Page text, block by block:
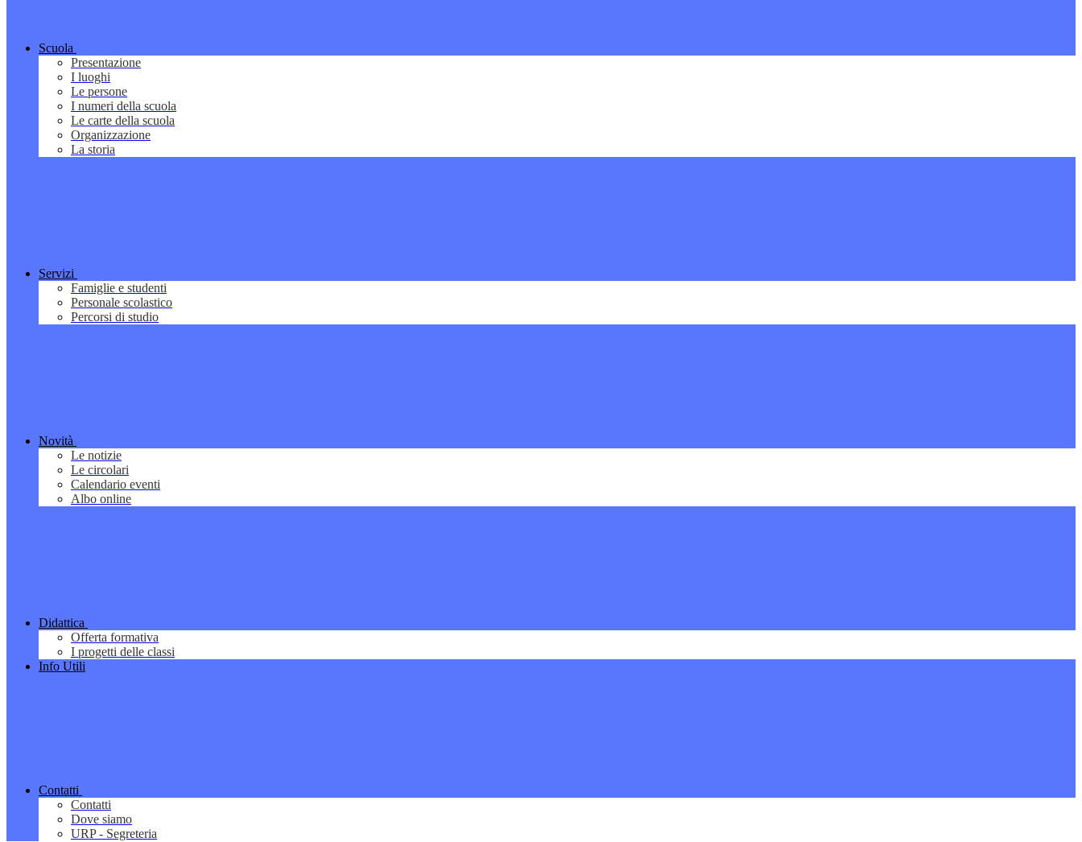
Scuola
Presentazione
I luoghi
Le persone
I numeri della scuola
Le carte della scuola
Organizzazione
La storia
Servizi
Famiglie e studenti
Personale scolastico
Percorsi di studio
Novità
Le notizie
Le circolari
Calendario eventi
Albo online
Didattica
Offerta formativa
I progetti delle classi
Info Utili
Contatti
Contatti
Dove siamo
URP - Segreteria